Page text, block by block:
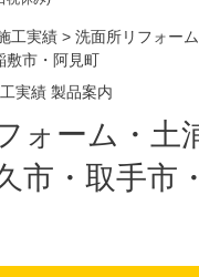
工実績 > 洗面所リフォー
敷市・阿見町
実績 製品案内
ォーム・土
市・取手市